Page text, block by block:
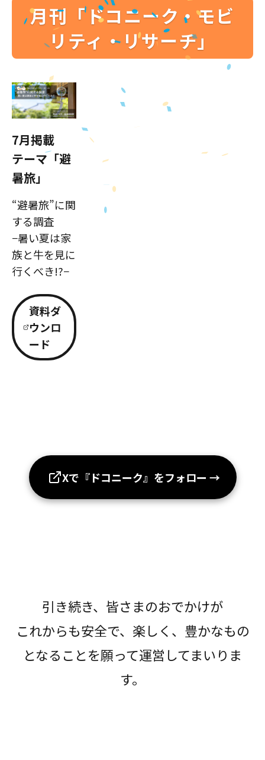
月刊「ドコニーク・モビ
リティ・リサーチ」
7月掲載
テーマ「避
暑旅」
“避暑旅”に関
する調査
−暑い夏は家
族と牛を見に
行くべき!?−
資料ダ
ウンロ
ード
Xで『ドコニーク』をフォロー →
引き続き、皆さまのおでかけが
これからも安全で、楽しく、豊かなもの
となることを願って運営してまいりま
す。